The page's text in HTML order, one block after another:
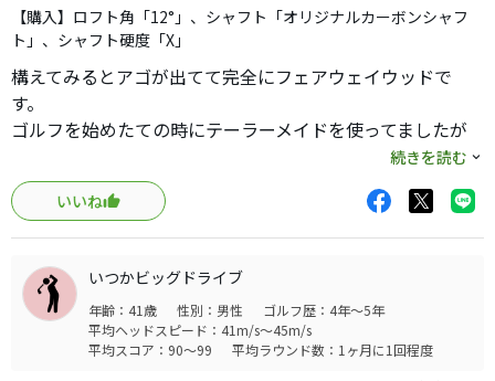
た。重いだろうから、素振り用にいいかなと思って購入し
た。
い。最初は地を這うような球しかでなかったが、やがてコ
ツをつかむと飛び出した。
俺のエースドライバー（ヤマハの220のSRシャフトだ）と
そうだ。俺はヘッドスピードが遅いから、やわらかいシャ
フトを勧められて、それを無邪気に信じていたのだ。失わ
れた20年だ。
俺はしばらくスチールシャフトでドライバーを打ち続け
た。
しかし、しばらくするともう少し飛ばしたいと欲が出てき
【購入】ロフト角「12°」、シャフト「オリジナルカーボンシャフ
ト」、シャフト硬度「X」
構えてみるとアゴが出てて完全にフェアウェイウッドで
す。
ゴルフを始めたての時にテーラーメイドを使ってましたが
ptのシャフトで探していたのですがpingではなくptが刺さ
ってるこちらのドライバーを借りて試したところ絶好調で
した。
それから２ラウンドしましたが結果は変わらず良いのでエ
ースドライバーに昇格です。
飛距離は5yぐらい落ちましたが方向性が完璧です。
続きを読む
いいね
いつかビッグドライブ
年齢：41歳 性別：男性
ゴルフ歴：4年～5年
平均ヘッドスピード：41m/s～45m/s
平均スコア：90～99
平均ラウンド数：1ヶ月に1回程度